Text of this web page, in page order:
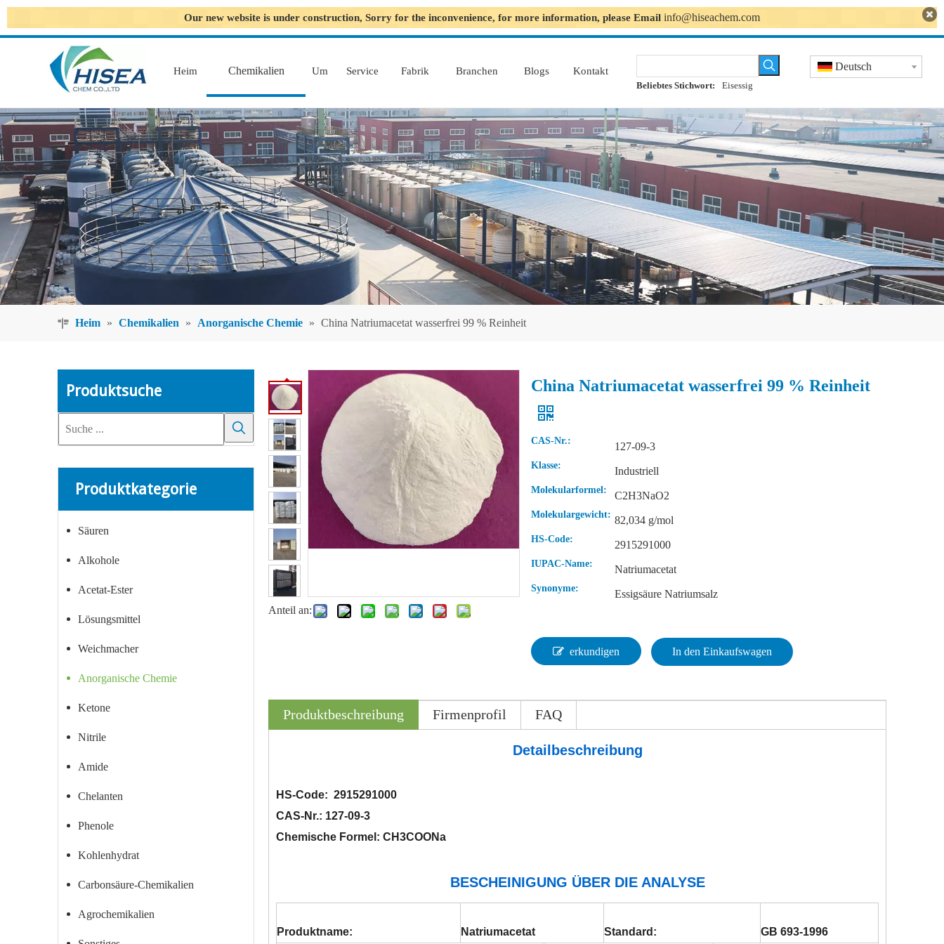
Our new website is under construction, Sorry for the inconvenience, for more information, please Email info@hiseachem.com
Heim Chemikalien Um Service Fabrik Branchen Blogs Kontakt
Beliebtes Stichwort: Eisessig
Deutsch
Heim » Chemikalien » Anorganische Chemie » China Natriumacetat wasserfrei 99 % Reinheit
Produktsuche
Produktkategorie
Säuren
Alkohole
Acetat-Ester
Lösungsmittel
Weichmacher
Anorganische Chemie
Ketone
Nitrile
Amide
Chelanten
Phenole
Kohlenhydrat
Carbonsäure-Chemikalien
Agrochemikalien
Anteil an:
China Natriumacetat wasserfrei 99 % Reinheit
CAS-Nr.: 127-09-3
Klasse: Industriell
Molekularformel: C2H3NaO2
Molekulargewicht: 82,034 g/mol
HS-Code: 2915291000
IUPAC-Name: Natriumacetat
Synonyme: Essigsäure Natriumsalz
erkundigen In den Einkaufswagen
Produktbeschreibung Firmenprofil FAQ
Detailbeschreibung
HS-Code: 2915291000
CAS-Nr.: 127-09-3
Chemische Formel: CH3COONa
BESCHEINIGUNG ÜBER DIE ANALYSE
Produktname: Natriumacetat Standard:
GB 693-1996